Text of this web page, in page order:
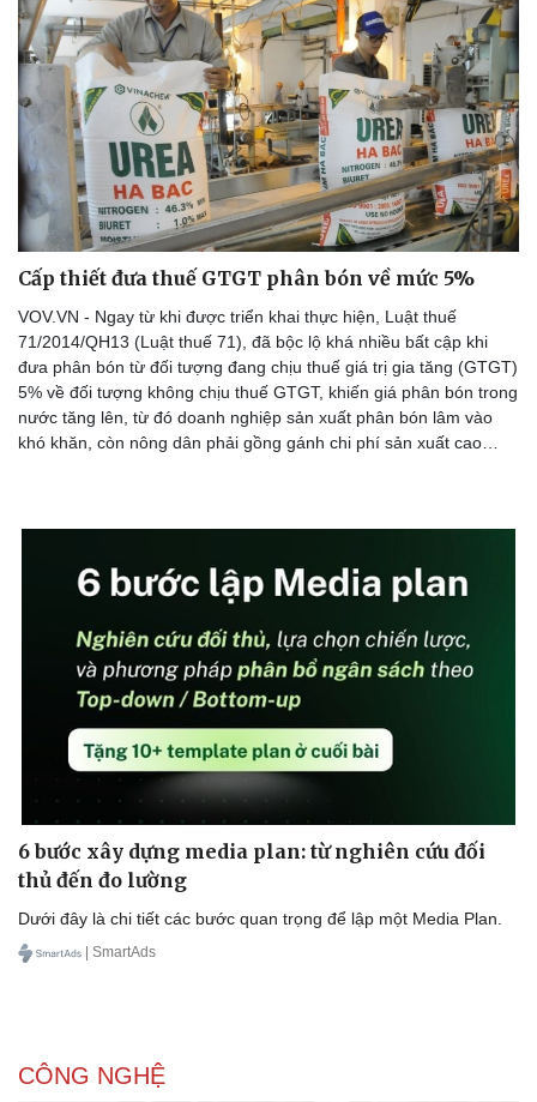
Cấp thiết đưa thuế GTGT phân bón về mức 5%
VOV.VN - Ngay từ khi được triển khai thực hiện, Luật thuế
71/2014/QH13 (Luật thuế 71), đã bộc lộ khá nhiều bất cập khi
đưa phân bón từ đối tượng đang chịu thuế giá trị gia tăng (GTGT)
5% về đối tượng không chịu thuế GTGT, khiến giá phân bón trong
nước tăng lên, từ đó doanh nghiệp sản xuất phân bón lâm vào
khó khăn, còn nông dân phải gồng gánh chi phí sản xuất cao…
6 bước xây dựng media plan: từ nghiên cứu đối
thủ đến đo lường
Dưới đây là chi tiết các bước quan trọng để lập một Media Plan.
| SmartAds
CÔNG NGHỆ